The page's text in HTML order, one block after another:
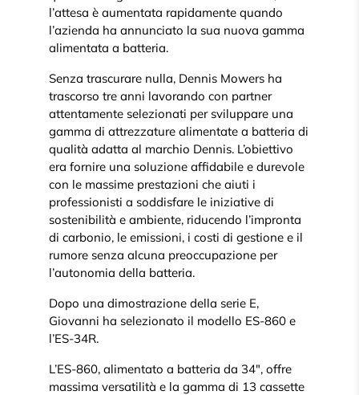
l’attesa è aumentata rapidamente quando
l’azienda ha annunciato la sua nuova gamma
alimentata a batteria.
Senza trascurare nulla, Dennis Mowers ha
trascorso tre anni lavorando con partner
attentamente selezionati per sviluppare una
gamma di attrezzature alimentate a batteria di
qualità adatta al marchio Dennis. L’obiettivo
era fornire una soluzione affidabile e durevole
con le massime prestazioni che aiuti i
professionisti a soddisfare le iniziative di
sostenibilità e ambiente, riducendo l’impronta
di carbonio, le emissioni, i costi di gestione e il
rumore senza alcuna preoccupazione per
l’autonomia della batteria.
Dopo una dimostrazione della serie E,
Giovanni ha selezionato il modello ES-860 e
l’ES-34R.
L’ES-860, alimentato a batteria da 34″, offre
massima versatilità e la gamma di 13 cassette